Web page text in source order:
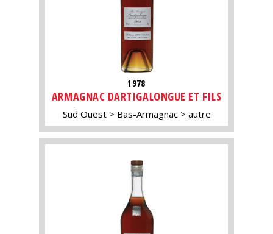
1978
ARMAGNAC DARTIGALONGUE ET FILS
Sud Ouest Bas-Armagnac autre